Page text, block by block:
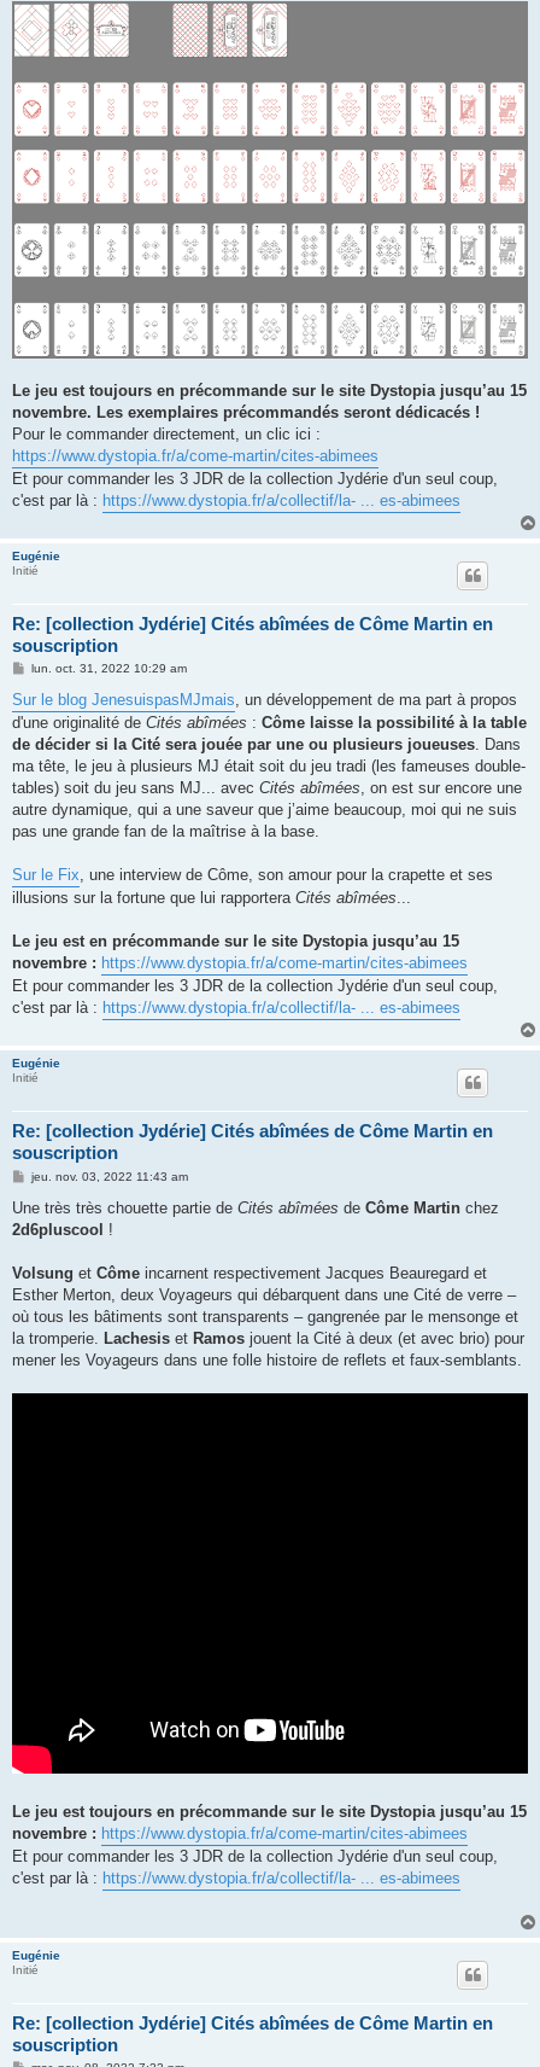
Le jeu est toujours en précommande sur le site Dystopia jusqu’au 15
novembre. Les exemplaires précommandés seront dédicacés !
Pour le commander directement, un clic ici :
https://www.dystopia.fr/a/come-martin/cites-abimees
Et pour commander les 3 JDR de la collection Jydérie d'un seul coup,
c'est par là : https://www.dystopia.fr/a/collectif/la- ... es-abimees
Eugénie
Initié
Re: [collection Jydérie] Cités abîmées de Côme Martin en
souscription
M
s
s
a
g
lun. oct. 31, 2022 10:29 am
Sur le blog JenesuispasMJmais, un développement de ma part à propos
d'une originalité de Cités abîmées : Côme laisse la possibilité à la table
de décider si la Cité sera jouée par une ou plusieurs joueuses. Dans
ma tête, le jeu à plusieurs MJ était soit du jeu tradi (les fameuses double-
tables) soit du jeu sans MJ... avec Cités abîmées, on est sur encore une
autre dynamique, qui a une saveur que j’aime beaucoup, moi qui ne suis
pas une grande fan de la maîtrise à la base.
Sur le Fix, une interview de Côme, son amour pour la crapette et ses
illusions sur la fortune que lui rapportera Cités abîmées...
Le jeu est en précommande sur le site Dystopia jusqu’au 15
novembre : https://www.dystopia.fr/a/come-martin/cites-abimees
Et pour commander les 3 JDR de la collection Jydérie d'un seul coup,
c'est par là : https://www.dystopia.fr/a/collectif/la- ... es-abimees
Eugénie
Initié
Re: [collection Jydérie] Cités abîmées de Côme Martin en
souscription
M
s
a
jeu. nov. 03, 2022 11:43 am
Une très très chouette partie de Cités abîmées de Côme Martin chez
2d6pluscool !
Volsung et Côme incarnent respectivement Jacques Beauregard et
Esther Merton, deux Voyageurs qui débarquent dans une Cité de verre –
où tous les bâtiments sont transparents – gangrenée par le mensonge et
la tromperie.
Lachesis et Ramos jouent la Cité à deux (et avec brio) pour
mener les Voyageurs dans une folle histoire de reflets et faux-semblants.
Le jeu est toujours en précommande sur le site Dystopia jusqu’au 15
novembre : https://www.dystopia.fr/a/come-martin/cites-abimees
Et pour commander les 3 JDR de la collection Jydérie d'un seul coup,
c'est par là : https://www.dystopia.fr/a/collectif/la- ... es-abimees
Eugénie
Initié
Re: [collection Jydérie] Cités abîmées de Côme Martin en
souscription